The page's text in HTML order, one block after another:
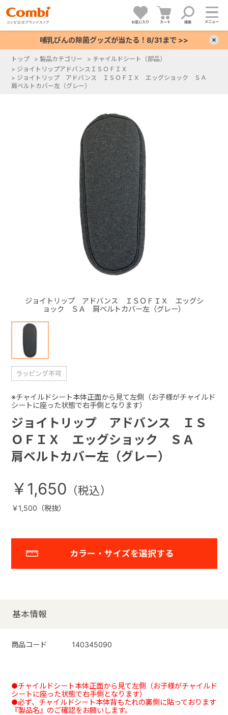
お気に入り カート 検索 メニュー
哺乳びんの除菌グッズが当たる！8/31まで >>
トップ > 製品カテゴリー > チャイルドシート（部品）
> ジョイトリップアドバンスＩＳＯＦＩＸ
> ジョイトリップ アドバンス ＩＳＯＦＩＸ エッグショック ＳＡ
肩ベルトカバー左（グレー）
ジョイトリップ アドバンス ＩＳＯＦＩＸ エッグシ
ョック ＳＡ 肩ベルトカバー左（グレー）
ジョイトリップ アドバンス ＩＳ
ＯＦＩＸ エッグショック ＳＡ
肩ベルトカバー左（グレー）
※チャイルドシート本体正面から見て左側（お子様がチャイルド
シートに座った状態で右手側となります）
￥1,650
￥1,500（税抜）
カラー・サイズを選択する
基本情報
商品コード 140345090
●チャイルドシート本体正面から見て左側（お子様がチャイルド
シートに座った状態で右手側となります）
●必ず、チャイルドシート本体背もたれの裏側に貼っております
『製品名』のご確認をお願いします。